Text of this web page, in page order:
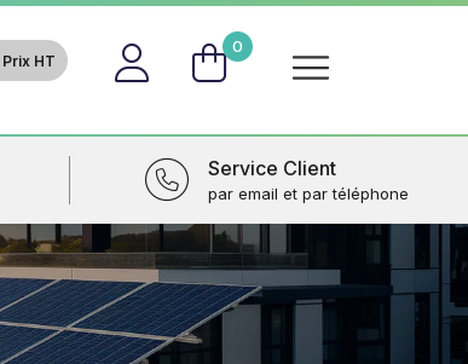
0
Service Client
par email et par téléphone